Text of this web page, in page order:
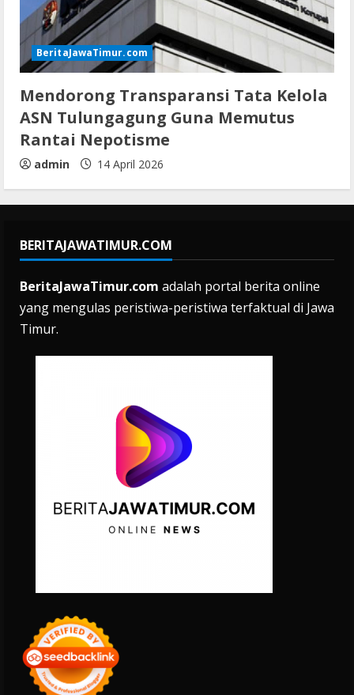
BeritaJawaTimur.com
Mendorong Transparansi Tata Kelola
ASN Tulungagung Guna Memutus
Rantai Nepotisme
admin 14 April 2026
BERITAJAWATIMUR.COM
BeritaJawaTimur.com adalah portal berita online
yang mengulas peristiwa-peristiwa terfaktual di Jawa
Timur.